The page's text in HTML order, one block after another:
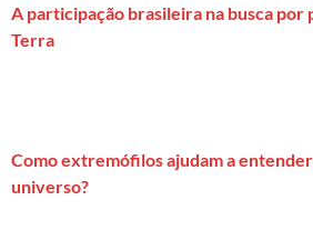
A participação brasileira na busca por
Terra
Como extremófilos ajudam a
universo?